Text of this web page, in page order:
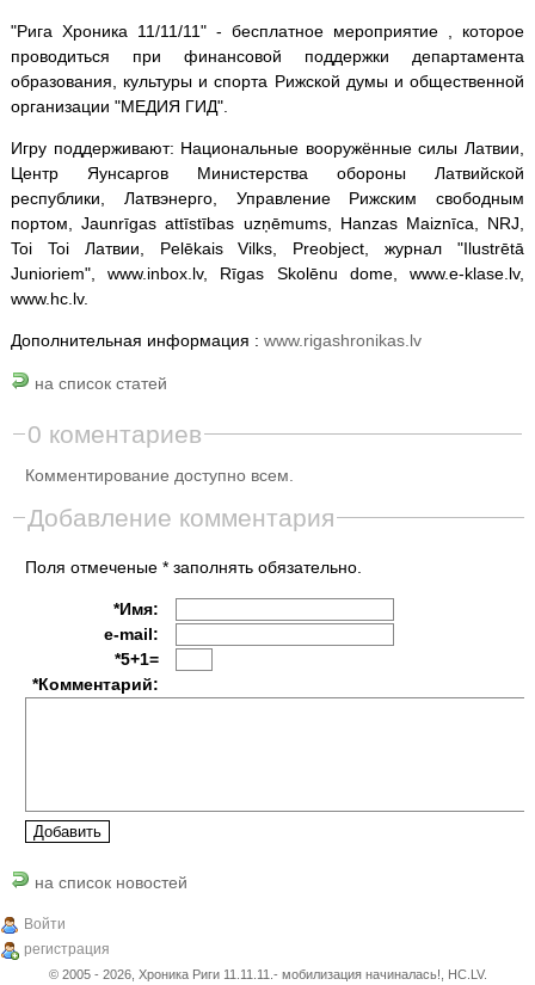
"Рига Хроника 11/11/11" - бесплатное мероприятие , которое
проводиться при финансовой поддержки департамента
образования, культуры и спорта Рижской думы и общественной
организации "МЕДИЯ ГИД".
Игру поддерживают: Национальные вооружённые силы Латвии,
Центр Яунсаргов Министерства обороны Латвийской
республики, Латвэнерго, Управление Рижским свободным
портом, Jaunrīgas attīstības uzņēmums, Hanzas Maiznīca, NRJ,
Toi Toi Латвии, Pelēkais Vilks, Preobject, журнал "Ilustrētā
Junioriem", www.inbox.lv, Rīgas Skolēnu dome, www.e-klase.lv,
www.hc.lv.
Дополнительная информация : www.rigashronikas.lv
на список статей
0 коментариев
Комментирование доступно всем.
Добавление комментария
Поля отмеченые * заполнять обязательно.
*Имя:
e-mail:
*5+1=
*Комментарий:
на список новостей
Войти
регистрация
© 2005 - 2026, Хроника Риги 11.11.11.- мобилизация начиналась!, HC.LV.